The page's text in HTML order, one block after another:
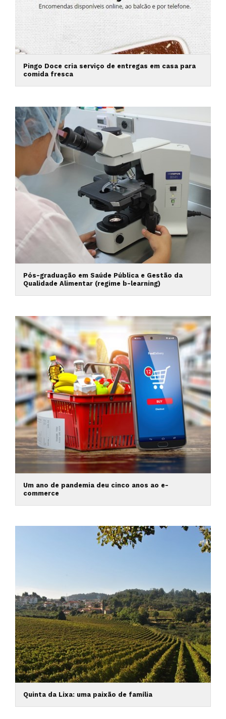
Pingo Doce cria serviço de entregas em casa para
comida fresca
Pós-graduação em Saúde Pública e Gestão da
Qualidade Alimentar (regime b-learning)
Um ano de pandemia deu cinco anos ao e-
commerce
Quinta da Lixa: uma paixão de família